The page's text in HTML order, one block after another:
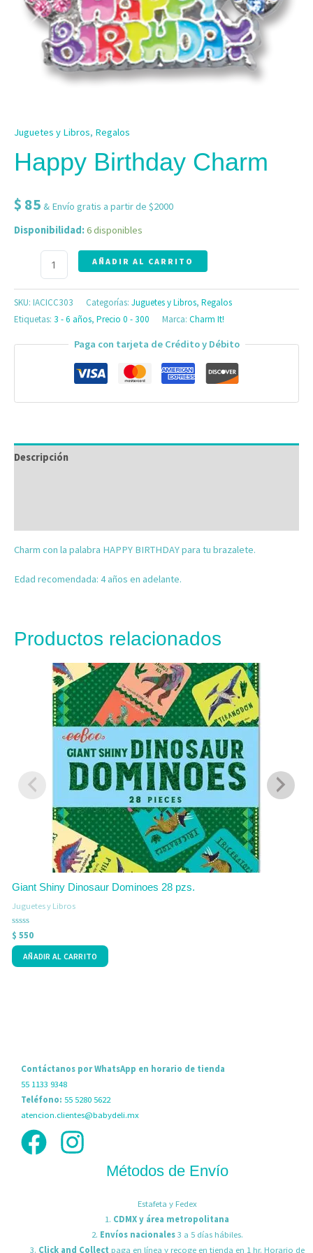
Juguetes y Libros, Regalos
Happy Birthday Charm
$ 85 & Envío gratis a partir de $2000
Disponibilidad:6 disponibles
AÑADIR AL CARRITO
SKU: IACICC303 Categorías: Juguetes y Libros, Regalos
Etiquetas: 3 - 6 años, Precio 0 - 300 Marca: Charm It!
Paga con tarjeta de Crédito y Débito
Descripción
Charm con la palabra HAPPY BIRTHDAY para tu brazalete.
Edad recomendada: 4 años en adelante.
Productos relacionados
Giant Shiny Dinosaur Dominoes 28 pzs.
Juguetes y Libros
Valorado
con
0
5
$ 550
AÑADIR AL CARRITO
Contáctanos por WhatsApp en horario de tienda
55 1133 9348
Teléfono: 55 5280 5622
atencion.clientes@babydeli.mx
Métodos de Envío
Estafeta y Fedex
1. CDMX y área metropolitana
2. Envíos nacionales3 a 5 días hábiles.
3. Click and Collect paga en línea y recoge en tienda en 1 hr. Horario de